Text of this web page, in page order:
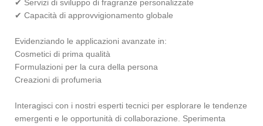
✔ Servizi di sviluppo di fragranze personalizzate
✔ Capacità di approvvigionamento globale
Evidenziando le applicazioni avanzate in:
Cosmetici di prima qualità
Formulazioni per la cura della persona
Creazioni di profumeria
Interagisci con i nostri esperti tecnici per esplorare le tendenze
emergenti e le opportunità di collaborazione. Sperimenta